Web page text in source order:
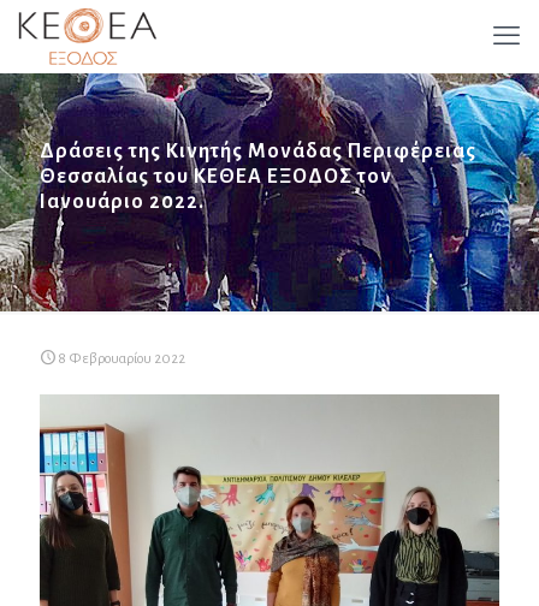
Δράσεις της Κινητής Μονάδας Περιφέρειας
Θεσσαλίας του ΚΕΘΕΑ ΕΞΟΔΟΣ τον
Ιανουάριο 2022.
8 Φεβρουαρίου 2022